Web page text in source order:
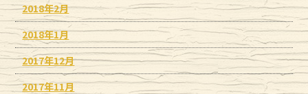
2018年2月
2018年1月
2017年12月
2017年11月